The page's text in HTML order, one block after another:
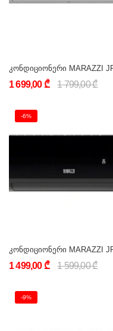
1 699,00 ₾ 1 799,00 ₾
-6%
1 499,00 ₾ 1 599,00 ₾
-9%